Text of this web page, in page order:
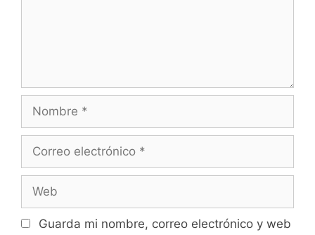
electrónico
Guarda mi nombre, correo electrónico y web